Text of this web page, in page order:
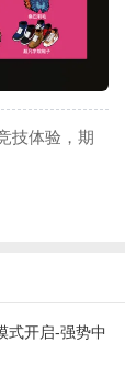
技体验，期
式开启-强势中